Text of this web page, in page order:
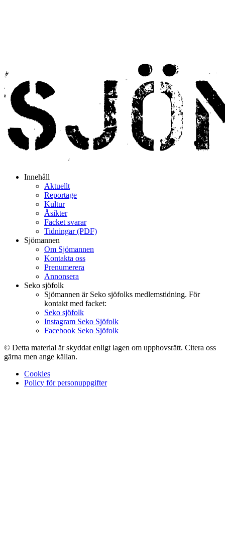
Innehåll
Aktuellt
Reportage
Kultur
Åsikter
Facket svarar
Tidningar (PDF)
Sjömannen
Om Sjömannen
Kontakta oss
Prenumerera
Annonsera
Seko sjöfolk
Sjömannen är Seko sjöfolks medlemstidning. För
kontakt med facket:
Seko sjöfolk
Instagram Seko Sjöfolk
Facebook Seko Sjöfolk
© Detta material är skyddat enligt lagen om upphovsrätt. Citera oss
gärna men ange källan.
Cookies
Policy för personuppgifter